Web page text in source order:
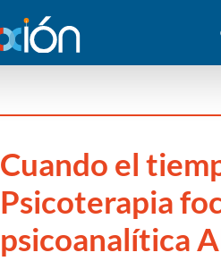
Cuando el
Psicoterapia
psicoanalítica